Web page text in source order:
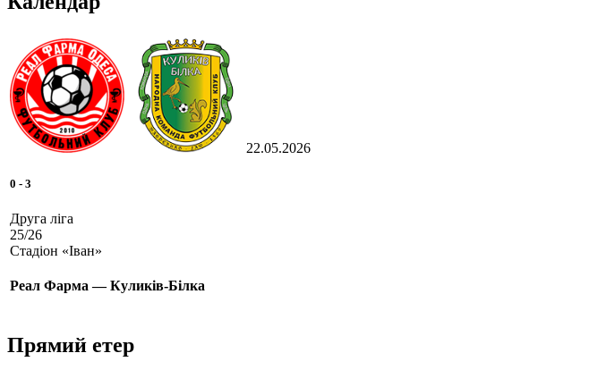
22.05.2026
0 - 3
Друга ліга
25/26
Стадіон «Іван»
Реал Фарма — Куликів-Білка
Прямий етер